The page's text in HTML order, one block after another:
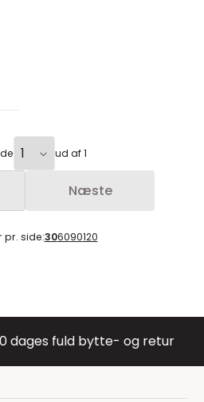
ud af 1
Næste
pr. side:306090120
fuld bytte- og retur